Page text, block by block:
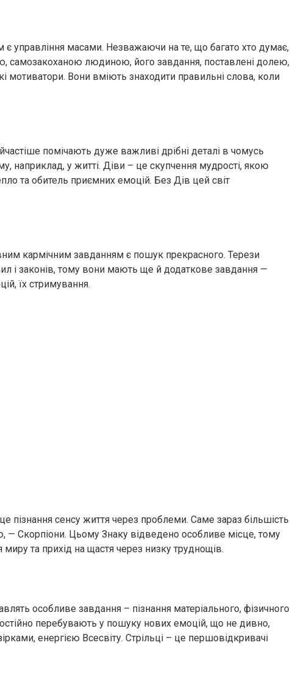
управління масами. Незважаючи на те, що багато хто думає,
самозакоханою людиною, його завдання, поставлені долею,
мотиватори. Вони вміють знаходити правильні слова, коли
помічають дуже важливі дрібні деталі в чомусь
наприклад, у житті. Діви – це скупчення мудрості, якою
та обитель приємних емоцій. Без Дів цей світ
кармічним завданням є пошук прекрасного. Терези
і законів, тому вони мають ще й додаткове завдання —
їх стримування.
пізнання сенсу життя через проблеми. Саме зараз більшість
— Скорпіони. Цьому Знаку відведено особливе місце, тому
та прихід на щастя через низку труднощів.
особливе завдання – пізнання матеріального, фізичного
перебувають у пошуку нових емоцій, що не дивно,
енергією Всесвіту. Стрільці – це першовідкривачі